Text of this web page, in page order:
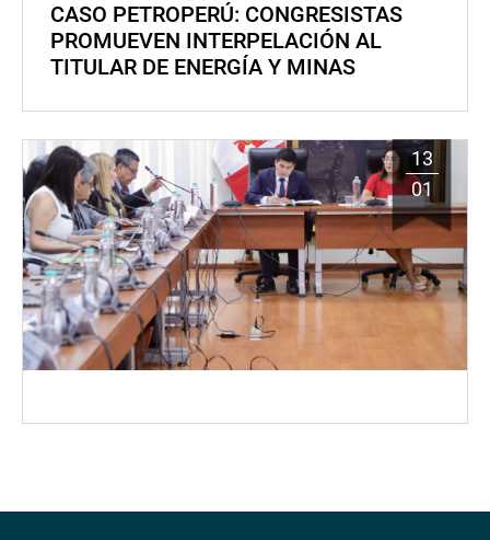
CASO PETROPERÚ: CONGRESISTAS
PROMUEVEN INTERPELACIÓN AL
TITULAR DE ENERGÍA Y MINAS
13
01